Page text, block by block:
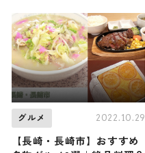
グルメ 2022.10.29
【長崎・長崎市】おすすめ